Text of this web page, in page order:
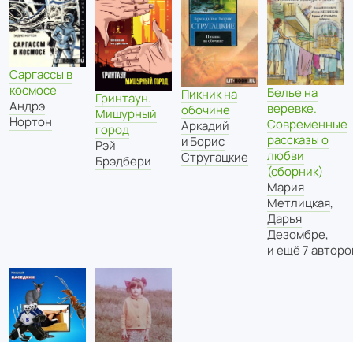
Саргассы в
космосе
Андрэ
Нортон
Гринтаун.
Мишурный
город
Рэй
Брэдбери
Пикник на
обочине
Аркадий
и Борис
Стругацкие
Белье на
веревке.
Современные
рассказы о
любви
(сборник)
Мария
Метлицкая,
Дарья
Дезомбре,
и ещё 7